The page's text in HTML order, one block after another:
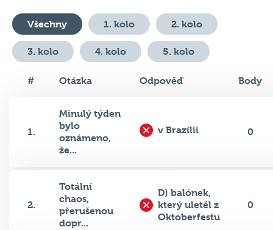
Všechny 1. kolo 2. kolo
3. kolo 4. kolo 5. kolo
# Otázka Odpověď Body
1.
Minulý týden
bylo
oznámeno,
že...
v Brazílii 0
2.
Totální
chaos,
přerušenou
dopr...
D) balónek,
který uletěl z
Oktoberfestu
0